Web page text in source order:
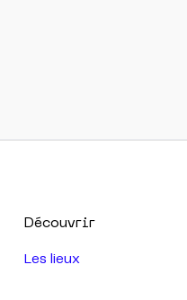
Découvrir
Les lieux